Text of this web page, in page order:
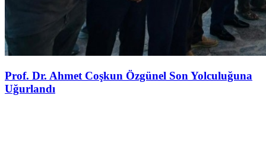
Prof. Dr. Ahmet Coşkun Özgünel Son Yolculuğuna
Uğurlandı